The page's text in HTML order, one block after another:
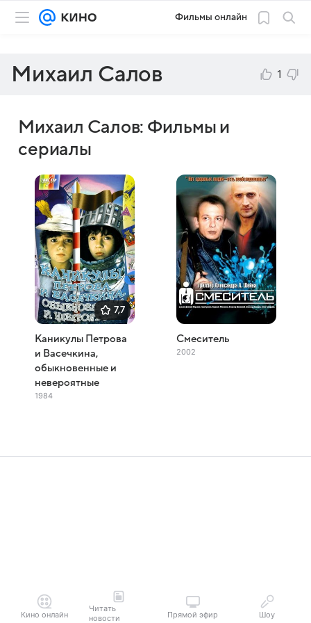
Фильмы онлайн
Михаил Салов 1
Михаил Салов: Фильмы и
сериалы
7,7
Каникулы Петрова
и Васечкина,
обыкновенные и
невероятные
1984
Смеситель
2002
Кино онлайн
Читать
новости
Прямой эфир Шоу